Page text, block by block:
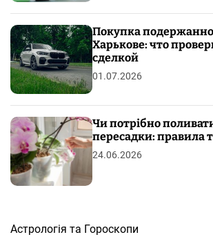
Покупка
Харькове: что
сделкой
01.07.2026
Чи потрібно
пересадки: правила
24.06.2026
Астрологія та Гороскопи